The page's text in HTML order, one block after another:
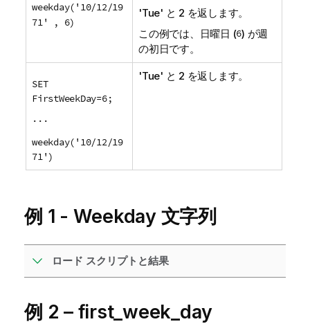
weekday('10/12/19
71' , 6)
'Tue' と 2 を返します。
この例では、日曜日 (6) が週
の初日です。
SET
FirstWeekDay=6;
...
weekday('10/12/19
71')
'Tue' と 2 を返します。
例 1 - Weekday 文字列
ロード スクリプトと結果
例 2 – first_week_day